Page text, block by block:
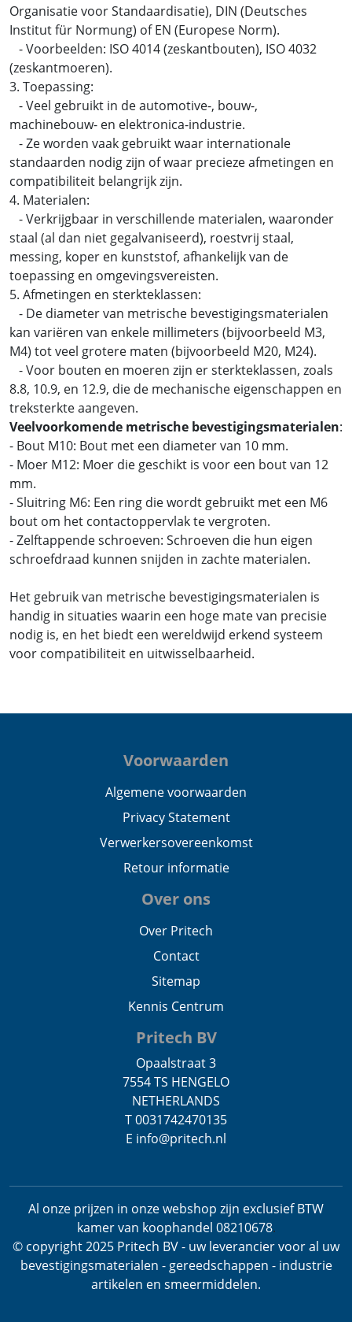
Organisatie voor Standaardisatie), DIN (Deutsches
Institut für Normung) of EN (Europese Norm).
- Voorbeelden: ISO 4014 (zeskantbouten), ISO 4032
(zeskantmoeren).
3. Toepassing:
- Veel gebruikt in de automotive-, bouw-,
machinebouw- en elektronica-industrie.
- Ze worden vaak gebruikt waar internationale
standaarden nodig zijn of waar precieze afmetingen en
compatibiliteit belangrijk zijn.
4. Materialen:
- Verkrijgbaar in verschillende materialen, waaronder
staal (al dan niet gegalvaniseerd), roestvrij staal,
messing, koper en kunststof, afhankelijk van de
toepassing en omgevingsvereisten.
5. Afmetingen en sterkteklassen:
- De diameter van metrische bevestigingsmaterialen
kan variëren van enkele millimeters (bijvoorbeeld M3,
M4) tot veel grotere maten (bijvoorbeeld M20, M24).
- Voor bouten en moeren zijn er sterkteklassen, zoals
8.8, 10.9, en 12.9, die de mechanische eigenschappen en
treksterkte aangeven.
Veelvoorkomende metrische bevestigingsmaterialen:
- Bout M10: Bout met een diameter van 10 mm.
- Moer M12: Moer die geschikt is voor een bout van 12
mm.
- Sluitring M6: Een ring die wordt gebruikt met een M6
bout om het contactoppervlak te vergroten.
- Zelftappende schroeven: Schroeven die hun eigen
schroefdraad kunnen snijden in zachte materialen.
Het gebruik van metrische bevestigingsmaterialen is
handig in situaties waarin een hoge mate van precisie
nodig is, en het biedt een wereldwijd erkend systeem
voor compatibiliteit en uitwisselbaarheid.
Voorwaarden
Algemene voorwaarden
Privacy Statement
Verwerkersovereenkomst
Retour informatie
Over ons
Over Pritech
Contact
Sitemap
Kennis Centrum
Pritech BV
Opaalstraat 3
7554 TS HENGELO
NETHERLANDS
T 0031742470135
E info@pritech.nl
Al onze prijzen in onze webshop zijn exclusief BTW
kamer van koophandel 08210678.
© copyright 2025 Pritech BV - uw leverancier voor al uw
bevestigingsmaterialen - gereedschappen - industrie
artikelen en smeermiddelen.